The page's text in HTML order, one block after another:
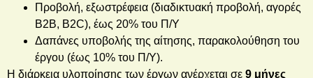
Προβολή, εξωστρέφεια (διαδικτυακή προβολή, αγορές
B2B, B2C), έως 20% του Π/Υ
Δαπάνες υποβολής της αίτησης, παρακολούθηση του
έργου (έως 10% του Π/Υ).
Η διάρκεια υλοποίησης των έργων ανέρχεται σε 9 μήνες